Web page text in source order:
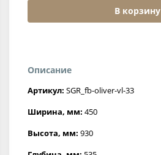
В корзину
Описание
Артикул: SGR_fb-oliver-vl-33
Ширина, мм: 450
Высота, мм: 930